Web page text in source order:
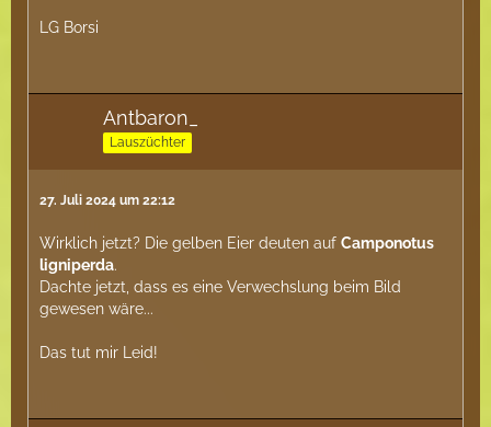
LG Borsi
Antbaron_
Lauszüchter
27. Juli 2024 um 22:12
Wirklich jetzt? Die gelben Eier deuten auf Camponotus
ligniperda.
Dachte jetzt, dass es eine Verwechslung beim Bild
gewesen wäre...
Das tut mir Leid!